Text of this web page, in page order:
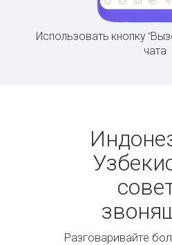
Использовать кнопку
чата
Разговаривайте